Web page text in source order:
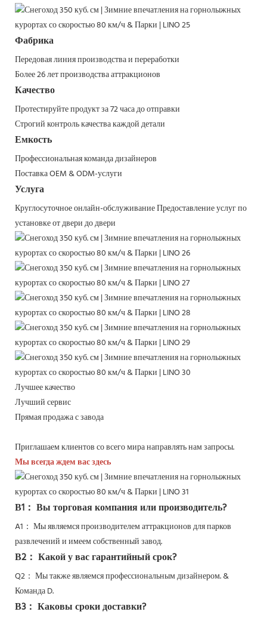
Фабрика
Передовая линия производства и переработки
Более 26 лет производства аттракционов
Качество
Протестируйте продукт за 72 часа до отправки
Строгий контроль качества каждой детали
Емкость
Профессиональная команда дизайнеров
Поставка OEM & ODM-услуги
Услуга
Круглосуточное онлайн-обслуживаниеПредоставление услуг по
установке от двери до двери
Лучшее качество
Лучший сервис
Прямая продажа с завода
Приглашаем клиентов со всего мира направлять нам запросы.
Мы всегда ждем вас здесь
В1： Вы торговая компания или производитель?
A1： Мы являемся производителем аттракционов для парков
развлечений и имеем собственный завод.
В2： Какой у вас гарантийный срок?
Q2： Мы также являемся профессиональным дизайнером. &
Команда D.
В3： Каковы сроки доставки?